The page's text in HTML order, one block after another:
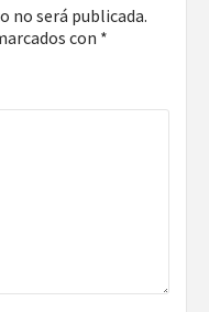
no será publicada.
con *